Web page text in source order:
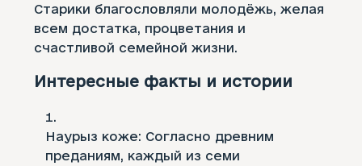
Старики благословляли молодёжь, желая
всем достатка, процветания и
счастливой семейной жизни.
Интересные факты и истории
Наурыз коже: Согласно древним
преданиям, каждый из семи